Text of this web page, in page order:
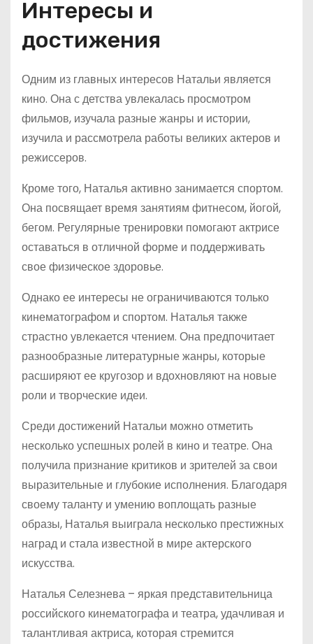
Интересы и
достижения
Одним из главных интересов Натальи является
кино. Она с детства увлекалась просмотром
фильмов, изучала разные жанры и истории,
изучила и рассмотрела работы великих актеров и
режиссеров.
Кроме того, Наталья активно занимается спортом.
Она посвящает время занятиям фитнесом, йогой,
бегом. Регулярные тренировки помогают актрисе
оставаться в отличной форме и поддерживать
свое физическое здоровье.
Однако ее интересы не ограничиваются только
кинематографом и спортом. Наталья также
страстно увлекается чтением. Она предпочитает
разнообразные литературные жанры, которые
расширяют ее кругозор и вдохновляют на новые
роли и творческие идеи.
Среди достижений Натальи можно отметить
несколько успешных ролей в кино и театре. Она
получила признание критиков и зрителей за свои
выразительные и глубокие исполнения. Благодаря
своему таланту и умению воплощать разные
образы, Наталья выиграла несколько престижных
наград и стала известной в мире актерского
искусства.
Наталья Селезнева – яркая представительница
российского кинематографа и театра, удачливая и
талантливая актриса, которая стремится